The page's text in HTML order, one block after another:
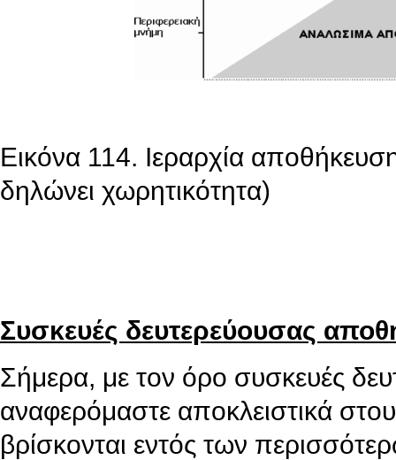
Εικόνα 114. Ιεραρχία
δηλώνει χωρητικότητα)
Συσκευές δευτερεύουσας
Σήμερα, με τον όρο συσκευές
αναφερόμαστε αποκλειστικά
βρίσκονται εντός των